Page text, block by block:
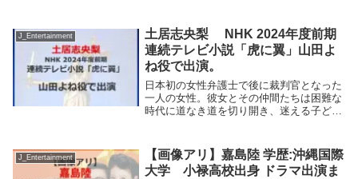
の刑事で佐伯の部下・反町耕作役を...
J_Entertainment
土居志央梨 NHK 2024年度前期
連続テレビ小説「虎に翼」山田よ
ね役で出演。
日本初の女性弁護士で後に裁判官となった
一人の女性。彼女とその仲間たちは困難な
時代に道なき道を切り開き、迷える子ども
リーガルエンターテインメントとして贈り
ます。連続テレ...
J_Entertainment
【画像アリ】嘉島陸 学歴:沖縄国際
大学 小禄高校出身 ドラマ出演ま